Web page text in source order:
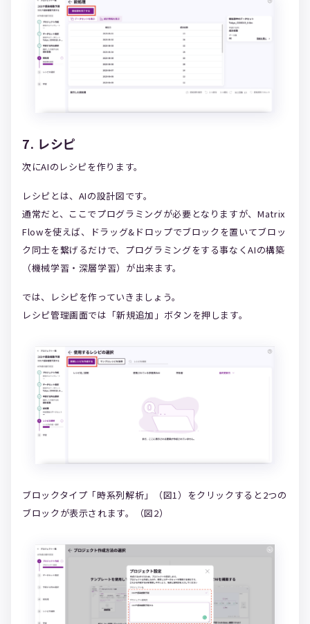
7. レシピ
次にAIのレシピを作ります。
レシピとは、AIの設計図です。
通常だと、ここでプログラミングが必要となりますが、Matrix
Flowを使えば、ドラッグ&ドロップでブロックを置いてブロッ
ク同士を繋げるだけで、プログラミングをする事なくAIの構築
（機械学習・深層学習）が出来ます。
では、レシピを作っていきましょう。
レシピ管理画面では「新規追加」ボタンを押します。
ブロックタイプ「時系列解析」（図1）をクリックすると2つの
ブロックが表示されます。（図2）